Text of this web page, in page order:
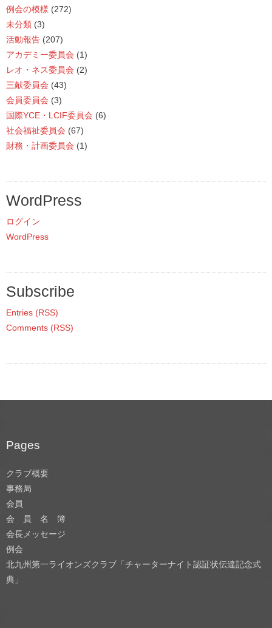
例会の模様 (272)
未分類 (3)
活動報告 (207)
アカデミー委員会 (1)
レオ・ネス委員会 (2)
三献委員会 (43)
会員委員会 (3)
国際YCE・LCIF委員会 (6)
社会福祉委員会 (67)
財務・計画委員会 (1)
WordPress
ログイン
WordPress
Subscribe
Entries (RSS)
Comments (RSS)
Pages
クラブ概要
事務局
会員
会 員 名 簿
会長メッセージ
例会
北九州第一ライオンズクラブ「チャーターナイト認証状伝達記念式
典」